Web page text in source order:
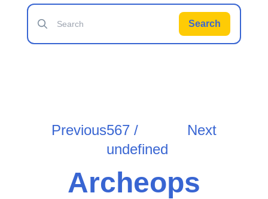
Search
Previous567 /
undefined
Next
Archeops